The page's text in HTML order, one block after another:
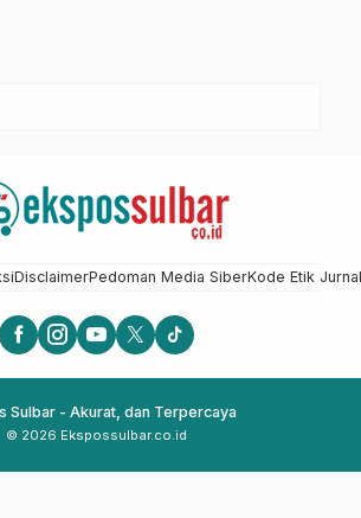
DisclaimerPedoman Media SiberKode Etik
Sulbar - Akurat, dan Terpercaya
© 2026 Ekspossulbar.co.id